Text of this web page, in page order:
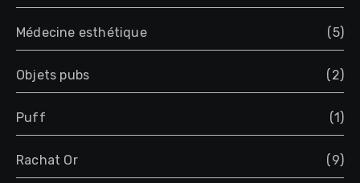
Médecine esthétique (5)
Objets pubs (2)
Puff (1)
Rachat Or (9)